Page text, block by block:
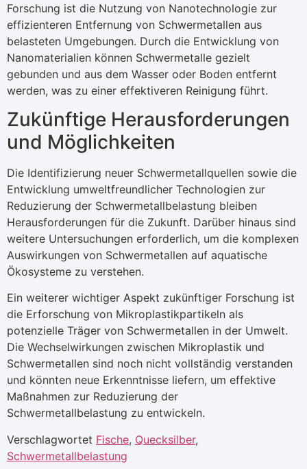
Forschung ist die Nutzung von Nanotechnologie zur
effizienteren Entfernung von Schwermetallen aus
belasteten Umgebungen. Durch die Entwicklung von
Nanomaterialien können Schwermetalle gezielt
gebunden und aus dem Wasser oder Boden entfernt
werden, was zu einer effektiveren Reinigung führt.
Zukünftige Herausforderungen
und Möglichkeiten
Die Identifizierung neuer Schwermetallquellen sowie die
Entwicklung umweltfreundlicher Technologien zur
Reduzierung der Schwermetallbelastung bleiben
Herausforderungen für die Zukunft. Darüber hinaus sind
weitere Untersuchungen erforderlich, um die komplexen
Auswirkungen von Schwermetallen auf aquatische
Ökosysteme zu verstehen.
Ein weiterer wichtiger Aspekt zukünftiger Forschung ist
die Erforschung von Mikroplastikpartikeln als
potenzielle Träger von Schwermetallen in der Umwelt.
Die Wechselwirkungen zwischen Mikroplastik und
Schwermetallen sind noch nicht vollständig verstanden
und könnten neue Erkenntnisse liefern, um effektive
Maßnahmen zur Reduzierung der
Schwermetallbelastung zu entwickeln.
Verschlagwortet Fische, Quecksilber,
Schwermetallbelastung